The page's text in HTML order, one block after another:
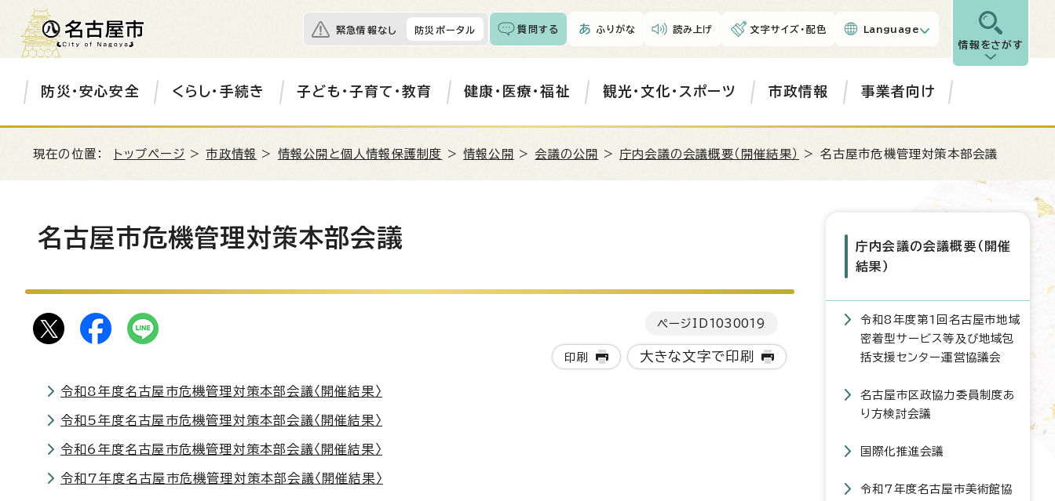
緊急情報なし 防災ポータル 質問する ふりがな 読み上げ 文字サイズ・配色 Language
情報をさがす
防災・安心安全 くらし・手続き 子ども・子育て・教育 健康・医療・福祉 観光・文化・スポーツ 市政情報 事業者向け
現在の位置： トップページ >市政情報 > 情報公開と個人情報保護制度 >情報公開 > 会議の公開 > 庁内会議の会議概要（開催結果） > 名古屋市危機管理対策本部会議
名古屋市危機管理対策本部会議
ページID 1030019
印刷 大きな文字で印刷
令和8年度名古屋市危機管理対策本部会議〈開催結果〉
令和5年度名古屋市危機管理対策本部会議〈開催結果〉
令和6年度名古屋市危機管理対策本部会議〈開催結果〉
令和7年度名古屋市危機管理対策本部会議〈開催結果〉
庁内会議の会議概要（開催
結果）
令和8年度第1回名古屋市地域
密着型サービス等及び地域包
括支援センター運営協議会
名古屋市区政協力委員制度あ
り方検討会議
国際化推進会議
令和7年度名古屋市美術館協